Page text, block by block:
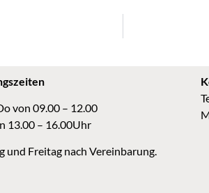
von 09.00 – 12.00
13.00 – 16.00Uhr
und Freitag nach Vereinbarung.